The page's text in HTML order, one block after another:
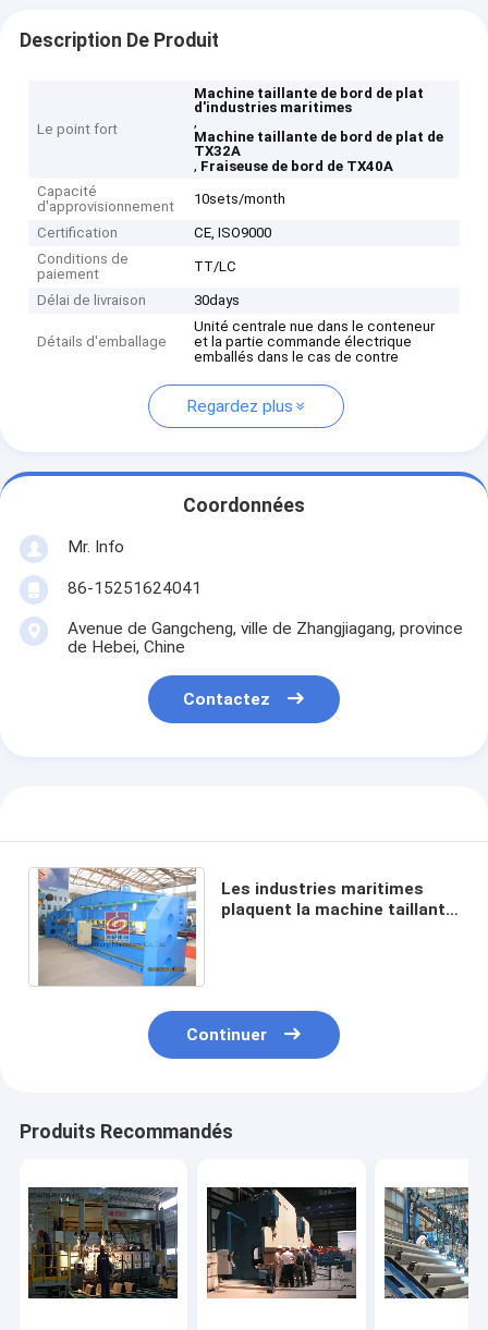
Description De Produit
Le point fort
Machine taillante de bord de plat
d'industries maritimes
,
Machine taillante de bord de plat de
TX32A
, Fraiseuse de bord de TX40A
Capacité
d'approvisionnement
10sets/month
Certification
CE, ISO9000
Conditions de
paiement
TT/LC
Délai de livraison 30days
Détails d'emballage
Unité centrale nue dans le conteneur
et la partie commande électrique
emballés dans le cas de contre
Regardez plus
Coordonnées
Mr. Info
86-15251624041
Avenue de Gangcheng, ville de Zhangjiagang, province
de Hebei, Chine
Contactez
Les industries maritimes
plaquent la machine taillante
Continuer
Produits Recommandés